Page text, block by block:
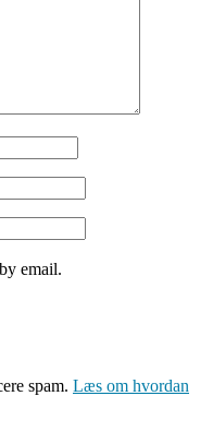
email.
spam. Læs om hvordan